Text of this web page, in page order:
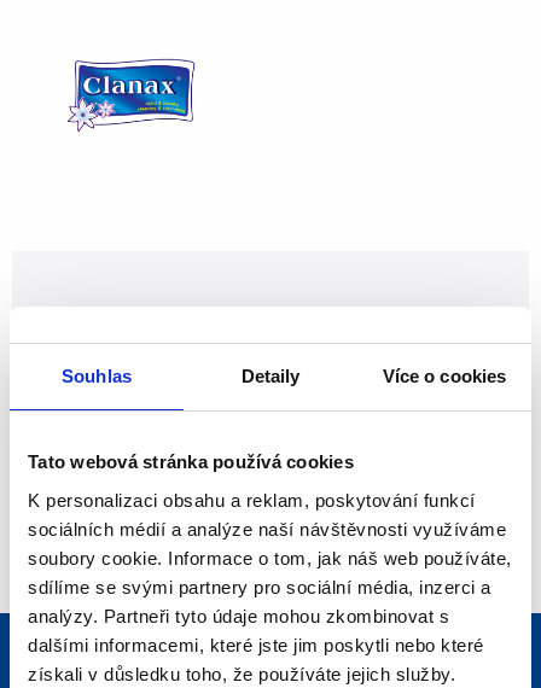
Souhlas Detaily Více o cookies
Tato webová stránka používá cookies
K personalizaci obsahu a reklam, poskytování funkcí
sociálních médií a analýze naší návštěvnosti využíváme
soubory cookie. Informace o tom, jak náš web používáte,
sdílíme se svými partnery pro sociální média, inzerci a
analýzy. Partneři tyto údaje mohou zkombinovat s
dalšími informacemi, které jste jim poskytli nebo které
získali v důsledku toho, že používáte jejich služby.
Neváhejte a kontaktujte nás
Professional support